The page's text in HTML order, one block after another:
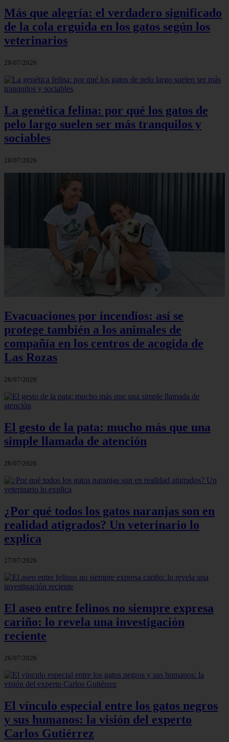
Más que alegría: el verdadero significado
de la cola erguida en los gatos según los
veterinarios
29/07/2026
La genética felina: por qué los gatos de
pelo largo suelen ser más tranquilos y
sociables
28/07/2026
Evacuaciones por incendios: así se
protege también a los animales de
compañía en los centros de acogida de
Las Rozas
28/07/2026
El gesto de la pata: mucho más que una
simple llamada de atención
28/07/2026
¿Por qué todos los gatos naranjas son en
realidad atigrados? Un veterinario lo
explica
27/07/2026
El aseo entre felinos no siempre expresa
cariño: lo revela una investigación
reciente
26/07/2026
El vínculo especial entre los gatos negros
y sus humanos: la visión del experto
Carlos Gutiérrez